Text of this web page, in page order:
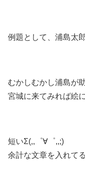
例題として、浦島太
むかしむかし浦島が
宮城に来てみれば絵
短いΣ(,,゜∀゜,,;)
余計な文章を入れて